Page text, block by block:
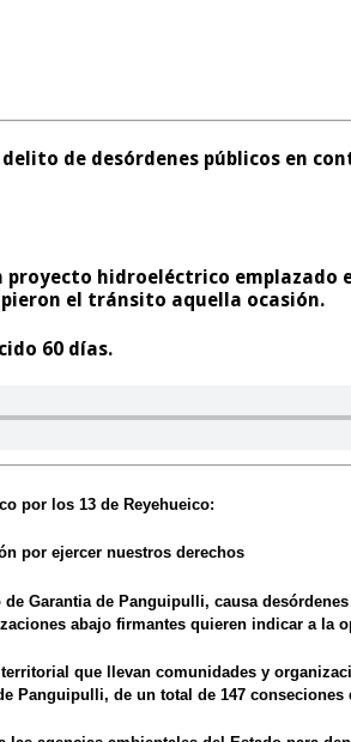
de desórdenes públicos en
hidroeléctrico emplazado
el tránsito aquella ocasión.
60 días.
por los 13 de Reyehueico:
por ejercer nuestros derechos
Garantia de Panguipulli, causa
abajo firmantes quieren indicar a
que llevan comunidades y
de un total de 147